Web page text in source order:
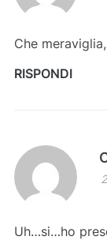
Che
RISPONDI
Uh…si…ho